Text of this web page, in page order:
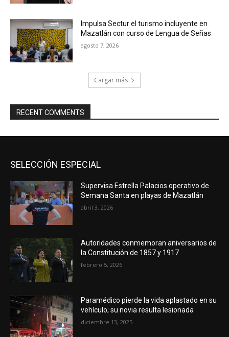
Impulsa Sectur el turismo incluyente en
Mazatlán con curso de Lengua de Señas
agosto 7, 2026
Cargar más
RECENT COMMENTS
SELECCIÓN ESPECIAL
Supervisa Estrella Palacios operativo de
Semana Santa en playas de Mazatlán
abril 3, 2026
Autoridades conmemoran aniversarios de
la Constitución de 1857 y 1917
febrero 5, 2026
Paramédico pierde la vida aplastado en su
vehículo; su novia resulta lesionada
diciembre 13, 2025